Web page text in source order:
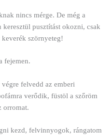
nincs mérge. De még a
keresztül pusztítást okozni, csak
szörnyeteg!
fejemen.
felvedd az emberi
verődik, füstöl a szőröm
orromat.
kezd, felvinnyogok, rángatom